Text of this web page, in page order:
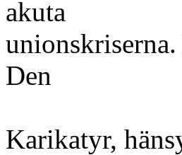
akuta
Den
Karikatyr,